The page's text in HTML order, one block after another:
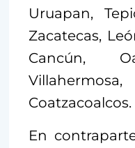
Uruapan,
Zacatecas,
Cancún,
Coatzacoalcos.
En